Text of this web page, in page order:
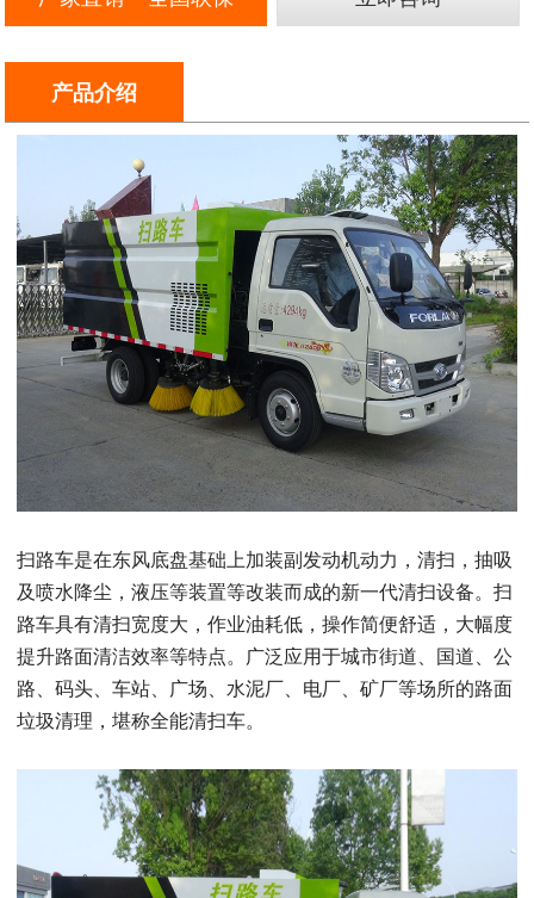
产品介绍
扫路车是在东风底盘基础上加装副发动机动力，清扫，抽吸
及喷水降尘，液压等装置等改装而成的新一代清扫设备。扫
路车具有清扫宽度大，作业油耗低，操作简便舒适，大幅度
提升路面清洁效率等特点。广泛应用于城市街道、国道、公
路、码头、车站、广场、水泥厂、电厂、矿厂等场所的路面
垃圾清理，堪称全能清扫车。